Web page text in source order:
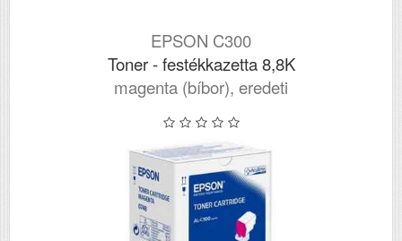
EPSON C300
Toner - festékkazetta 8,8K
magenta (bíbor), eredeti